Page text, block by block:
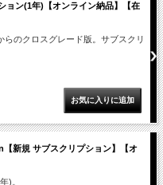
ョン(1年)【オンライン納品】【在
のクロスグレード版。サブスクリ
新規 サブスクリプション】【オ
)。